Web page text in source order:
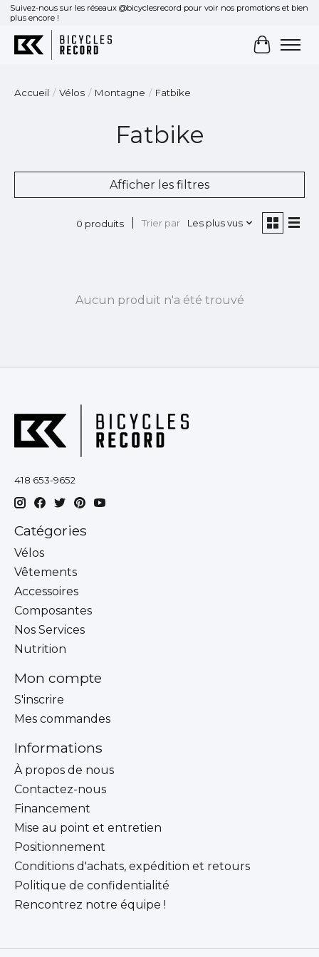
Suivez-nous sur les réseaux @bicyclesrecord pour voir nos promotions et bien
plus encore !
Panier
Accueil / Vélos / Montagne / Fatbike
Fatbike
Afficher les filtres
0 produits Trier par Les plus vus
Aucun produit n'a été trouvé
418 653-9652
Catégories
Vélos
Vêtements
Accessoires
Composantes
Nos Services
Nutrition
Mon compte
S'inscrire
Mes commandes
Informations
À propos de nous
Contactez-nous
Financement
Mise au point et entretien
Positionnement
Conditions d'achats, expédition et retours
Politique de confidentialité
Rencontrez notre équipe !